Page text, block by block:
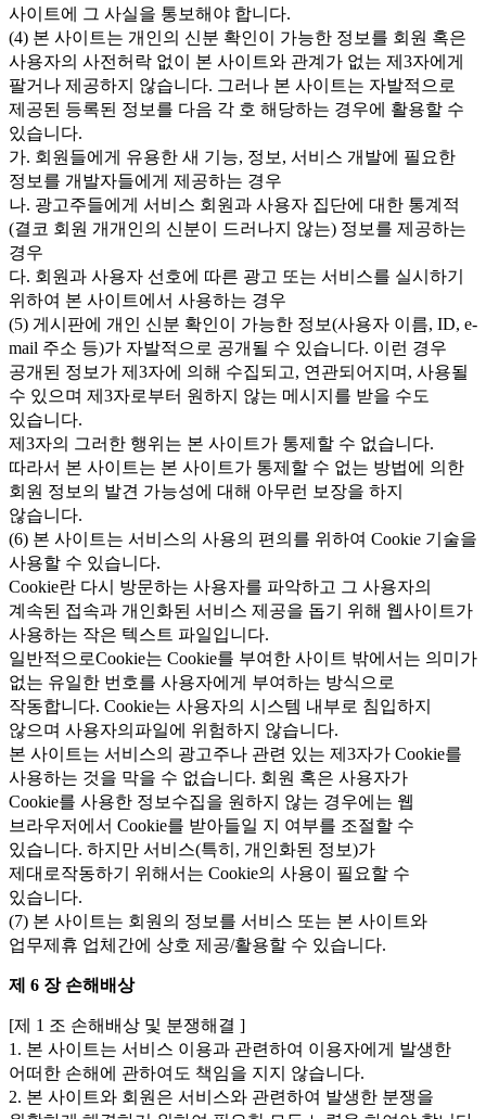
사이트에 그 사실을 통보해야 합니다.
(4) 본 사이트는 개인의 신분 확인이 가능한 정보를 회원 혹은
사용자의 사전허락 없이 본 사이트와 관계가 없는 제3자에게
팔거나 제공하지 않습니다. 그러나 본 사이트는 자발적으로
제공된 등록된 정보를 다음 각 호 해당하는 경우에 활용할 수
있습니다.
가. 회원들에게 유용한 새 기능, 정보, 서비스 개발에 필요한
정보를 개발자들에게 제공하는 경우
나. 광고주들에게 서비스 회원과 사용자 집단에 대한 통계적
(결코 회원 개개인의 신분이 드러나지 않는) 정보를 제공하는
경우
다. 회원과 사용자 선호에 따른 광고 또는 서비스를 실시하기
위하여 본 사이트에서 사용하는 경우
(5) 게시판에 개인 신분 확인이 가능한 정보(사용자 이름, ID, e-
mail 주소 등)가 자발적으로 공개될 수 있습니다. 이런 경우
공개된 정보가 제3자에 의해 수집되고, 연관되어지며, 사용될
수 있으며 제3자로부터 원하지 않는 메시지를 받을 수도
있습니다.
제3자의 그러한 행위는 본 사이트가 통제할 수 없습니다.
따라서 본 사이트는 본 사이트가 통제할 수 없는 방법에 의한
회원 정보의 발견 가능성에 대해 아무런 보장을 하지
않습니다.
(6) 본 사이트는 서비스의 사용의 편의를 위하여 Cookie 기술을
사용할 수 있습니다.
Cookie란 다시 방문하는 사용자를 파악하고 그 사용자의
계속된 접속과 개인화된 서비스 제공을 돕기 위해 웹사이트가
사용하는 작은 텍스트 파일입니다.
일반적으로Cookie는 Cookie를 부여한 사이트 밖에서는 의미가
없는 유일한 번호를 사용자에게 부여하는 방식으로
작동합니다. Cookie는 사용자의 시스템 내부로 침입하지
않으며 사용자의파일에 위험하지 않습니다.
본 사이트는 서비스의 광고주나 관련 있는 제3자가 Cookie를
사용하는 것을 막을 수 없습니다. 회원 혹은 사용자가
Cookie를 사용한 정보수집을 원하지 않는 경우에는 웹
브라우저에서 Cookie를 받아들일 지 여부를 조절할 수
있습니다. 하지만 서비스(특히, 개인화된 정보)가
제대로작동하기 위해서는 Cookie의 사용이 필요할 수
있습니다.
(7) 본 사이트는 회원의 정보를 서비스 또는 본 사이트와
업무제휴 업체간에 상호 제공/활용할 수 있습니다.
제 6 장 손해배상
[제 1 조 손해배상 및 분쟁해결 ]
1. 본 사이트는 서비스 이용과 관련하여 이용자에게 발생한
어떠한 손해에 관하여도 책임을 지지 않습니다.
2. 본 사이트와 회원은 서비스와 관련하여 발생한 분쟁을